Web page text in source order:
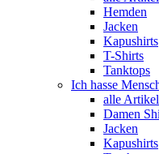
Hemden
Jacken
Kapushirts
T-Shirts
Tanktops
Ich hasse
alle Artikel
Damen
Jacken
Kapushirts